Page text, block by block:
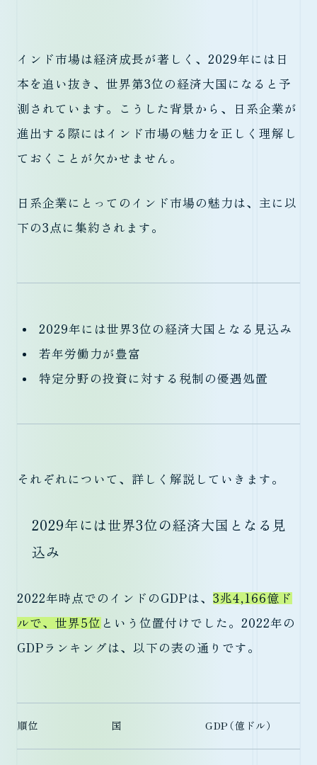
インド市場は経済成長が著しく、2029年には日
本を追い抜き、世界第3位の経済大国になると予
測されています。こうした背景から、日系企業が
進出する際にはインド市場の魅力を正しく理解し
ておくことが欠かせません。
日系企業にとってのインド市場の魅力は、主に以
下の3点に集約されます。
2029年には世界3位の経済大国となる見込み
若年労働力が豊富
特定分野の投資に対する税制の優遇処置
それぞれについて、詳しく解説していきます。
2029年には世界3位の経済大国となる見
込み
2022年時点でのインドのGDPは、 3兆4,166億ド
ルで、世界5位 という位置付けでした。2022年の
GDPランキングは、以下の表の通りです。
順位 国 GDP（億ドル）